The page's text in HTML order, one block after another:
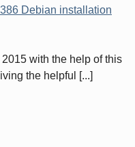
Debian installation
with the help of this
the helpful [...]